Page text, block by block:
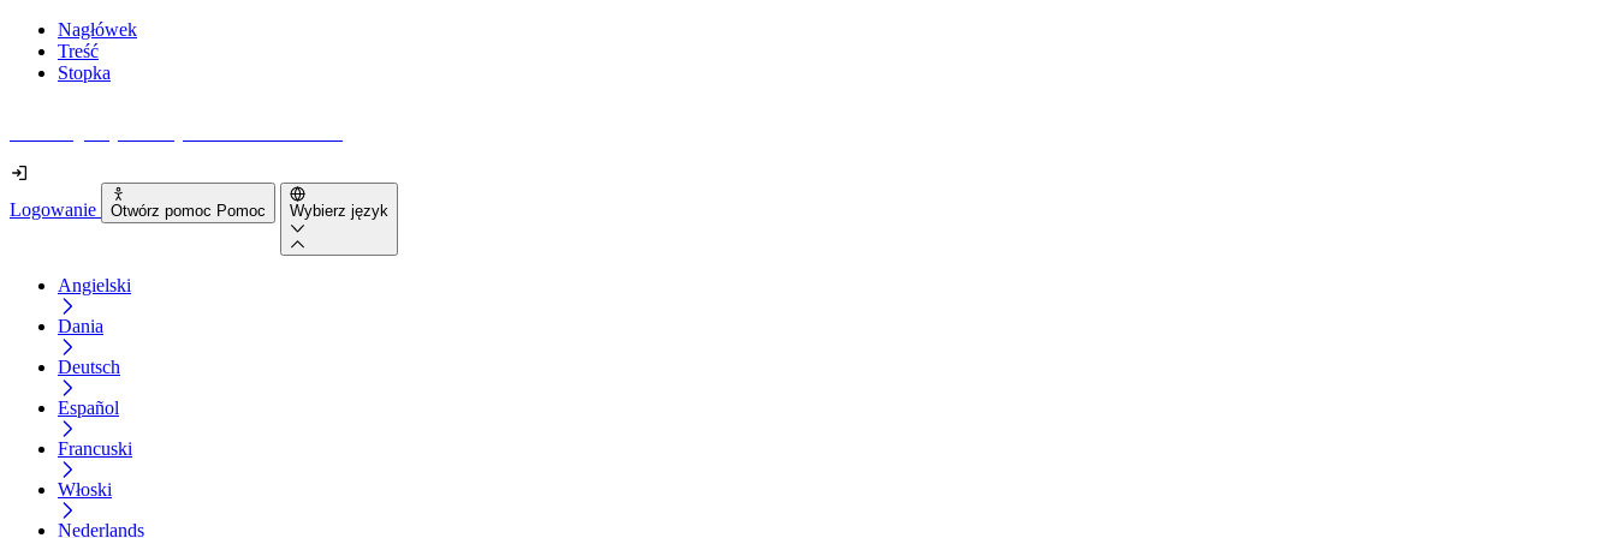
Nagłówek
Treść
Stopka
Logowanie Otwórz pomoc Pomoc Wybierz język
Angielski
Dania
Deutsch
Español
Francuski
Włoski
Nederlands